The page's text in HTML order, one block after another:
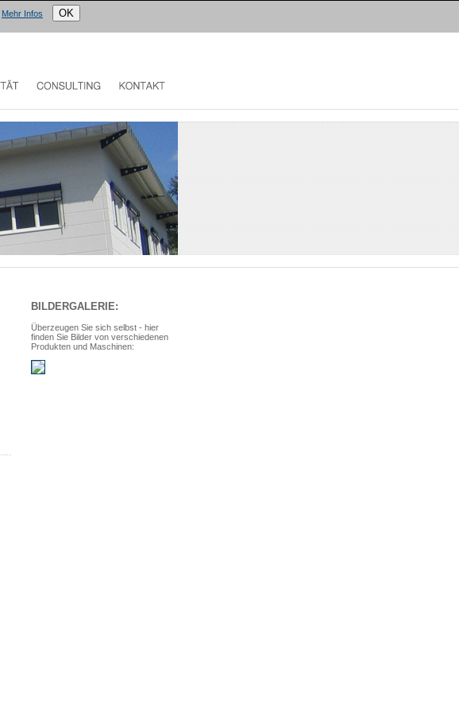
BILDERGALERIE:
Überzeugen Sie sich selbst - hier
finden Sie Bilder von verschiedenen
Produkten und Maschinen:
Mehr Infos OK